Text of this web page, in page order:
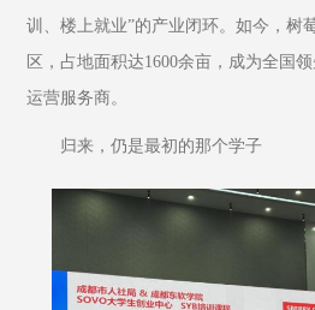
训、楼上就业”的产业闭环。如今，树
区，占地面积达1600余亩，成为全国
运营服务商。
归来，仍是最初的那个学子